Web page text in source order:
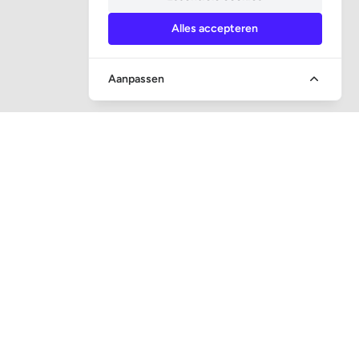
Alles accepteren
Aanpassen